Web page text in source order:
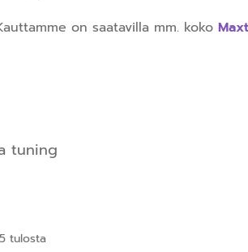
on saatavilla mm. koko
tuning
tulosta